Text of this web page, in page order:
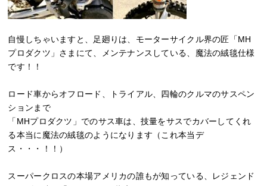
自慢しちゃいますと、足廻りは、モーターサイクル界の匠「MH
プロダクツ」さまにて、メンテナンスしている、魔法の絨毯仕様
です！！
ロード車からオフロード、トライアル、四輪のクルマのサスペン
ションまで
「MHプロダクツ」でのサス車は、技量をサスでカバーしてくれ
る本当に魔法の絨毯のようになります（これ本当デ
ス・・・！！）
スーパークロスの本場アメリカの誰もが知っている、レジェンド